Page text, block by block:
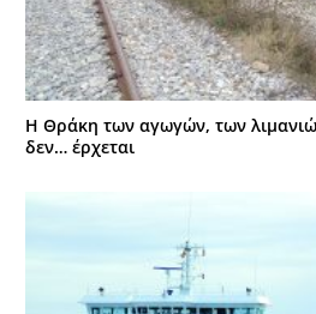
Η Θράκη των αγωγών, των
δεν… έρχεται